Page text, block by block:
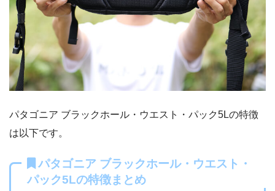
パタゴニア ブラックホール・ウエスト・パック5Lの特徴
は以下です。
パタゴニア ブラックホール・ウエスト・
パック5Lの特徴まとめ